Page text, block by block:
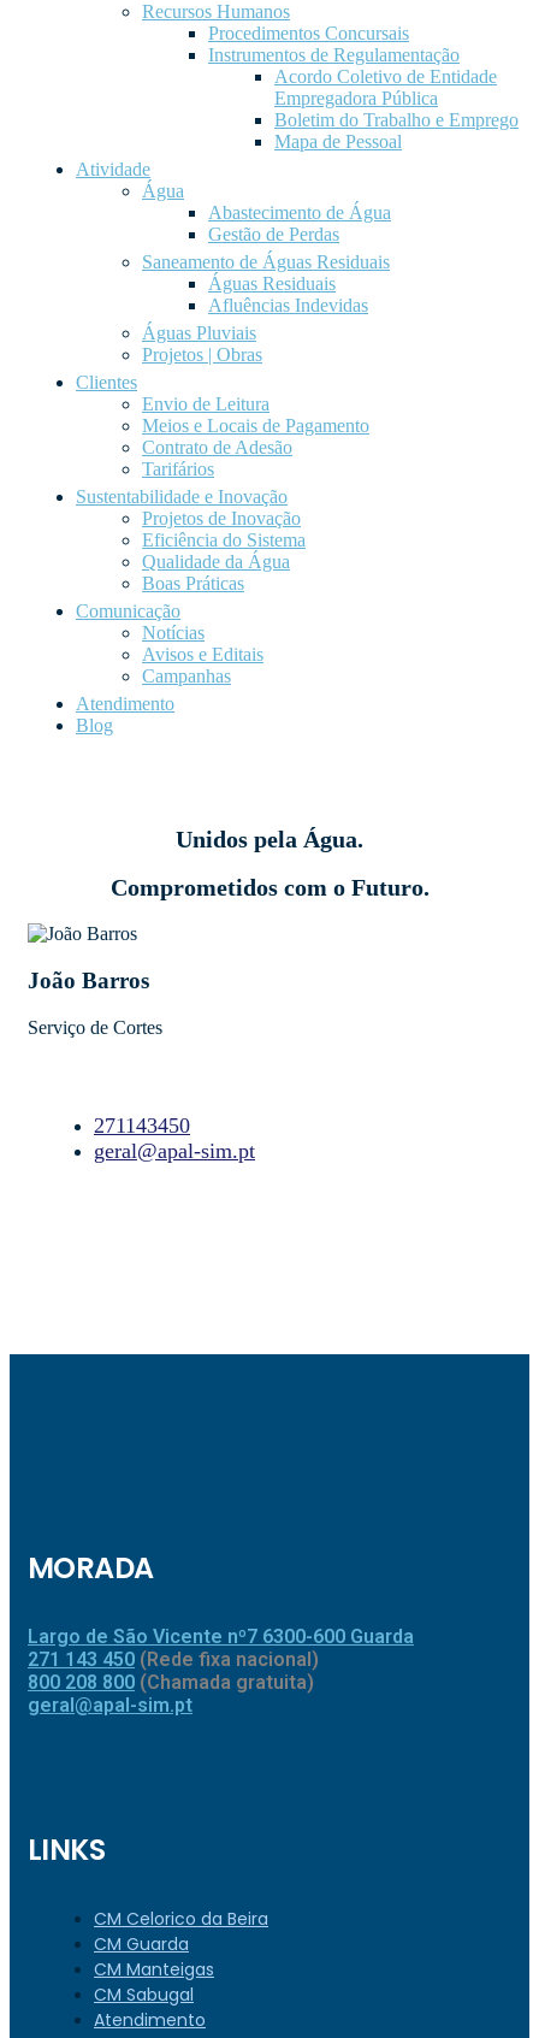
Recursos Humanos
Procedimentos Concursais
Instrumentos de Regulamentação
Acordo Coletivo de Entidade
Empregadora Pública
Boletim do Trabalho e Emprego
Mapa de Pessoal
Atividade
Água
Abastecimento de Água
Gestão de Perdas
Saneamento de Águas Residuais
Águas Residuais
Afluências Indevidas
Águas Pluviais
Projetos | Obras
Clientes
Envio de Leitura
Meios e Locais de Pagamento
Contrato de Adesão
Tarifários
Sustentabilidade e Inovação
Projetos de Inovação
Eficiência do Sistema
Qualidade da Água
Boas Práticas
Comunicação
Notícias
Avisos e Editais
Campanhas
Atendimento
Blog
Unidos pela Água.
Comprometidos com o Futuro.
João Barros
Serviço de Cortes
271143450
geral@apal-sim.pt
MORADA
Largo de São Vicente nº7 6300-600 Guarda
271 143 450 (Rede fixa nacional)
800 208 800 (Chamada gratuita)
geral@apal-sim.pt
LINKS
CM Celorico da Beira
CM Guarda
CM Manteigas
CM Sabugal
Atendimento